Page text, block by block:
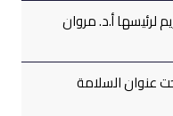
لرئيسها أ.د. مروان
عنوان السلامة